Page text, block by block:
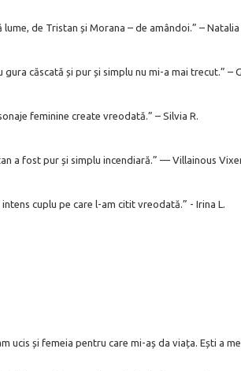
de Tristan și Morana – de amândoi.” – Natalia
căscată și pur și simplu nu mi-a mai trecut.” –
feminine create vreodată.” – Silvia R.
a fost pur și simplu incendiară.” — Villainous
cuplu pe care l-am citit vreodată.” - Irina L.
ucis și femeia pentru care mi-aș da viața. Ești a